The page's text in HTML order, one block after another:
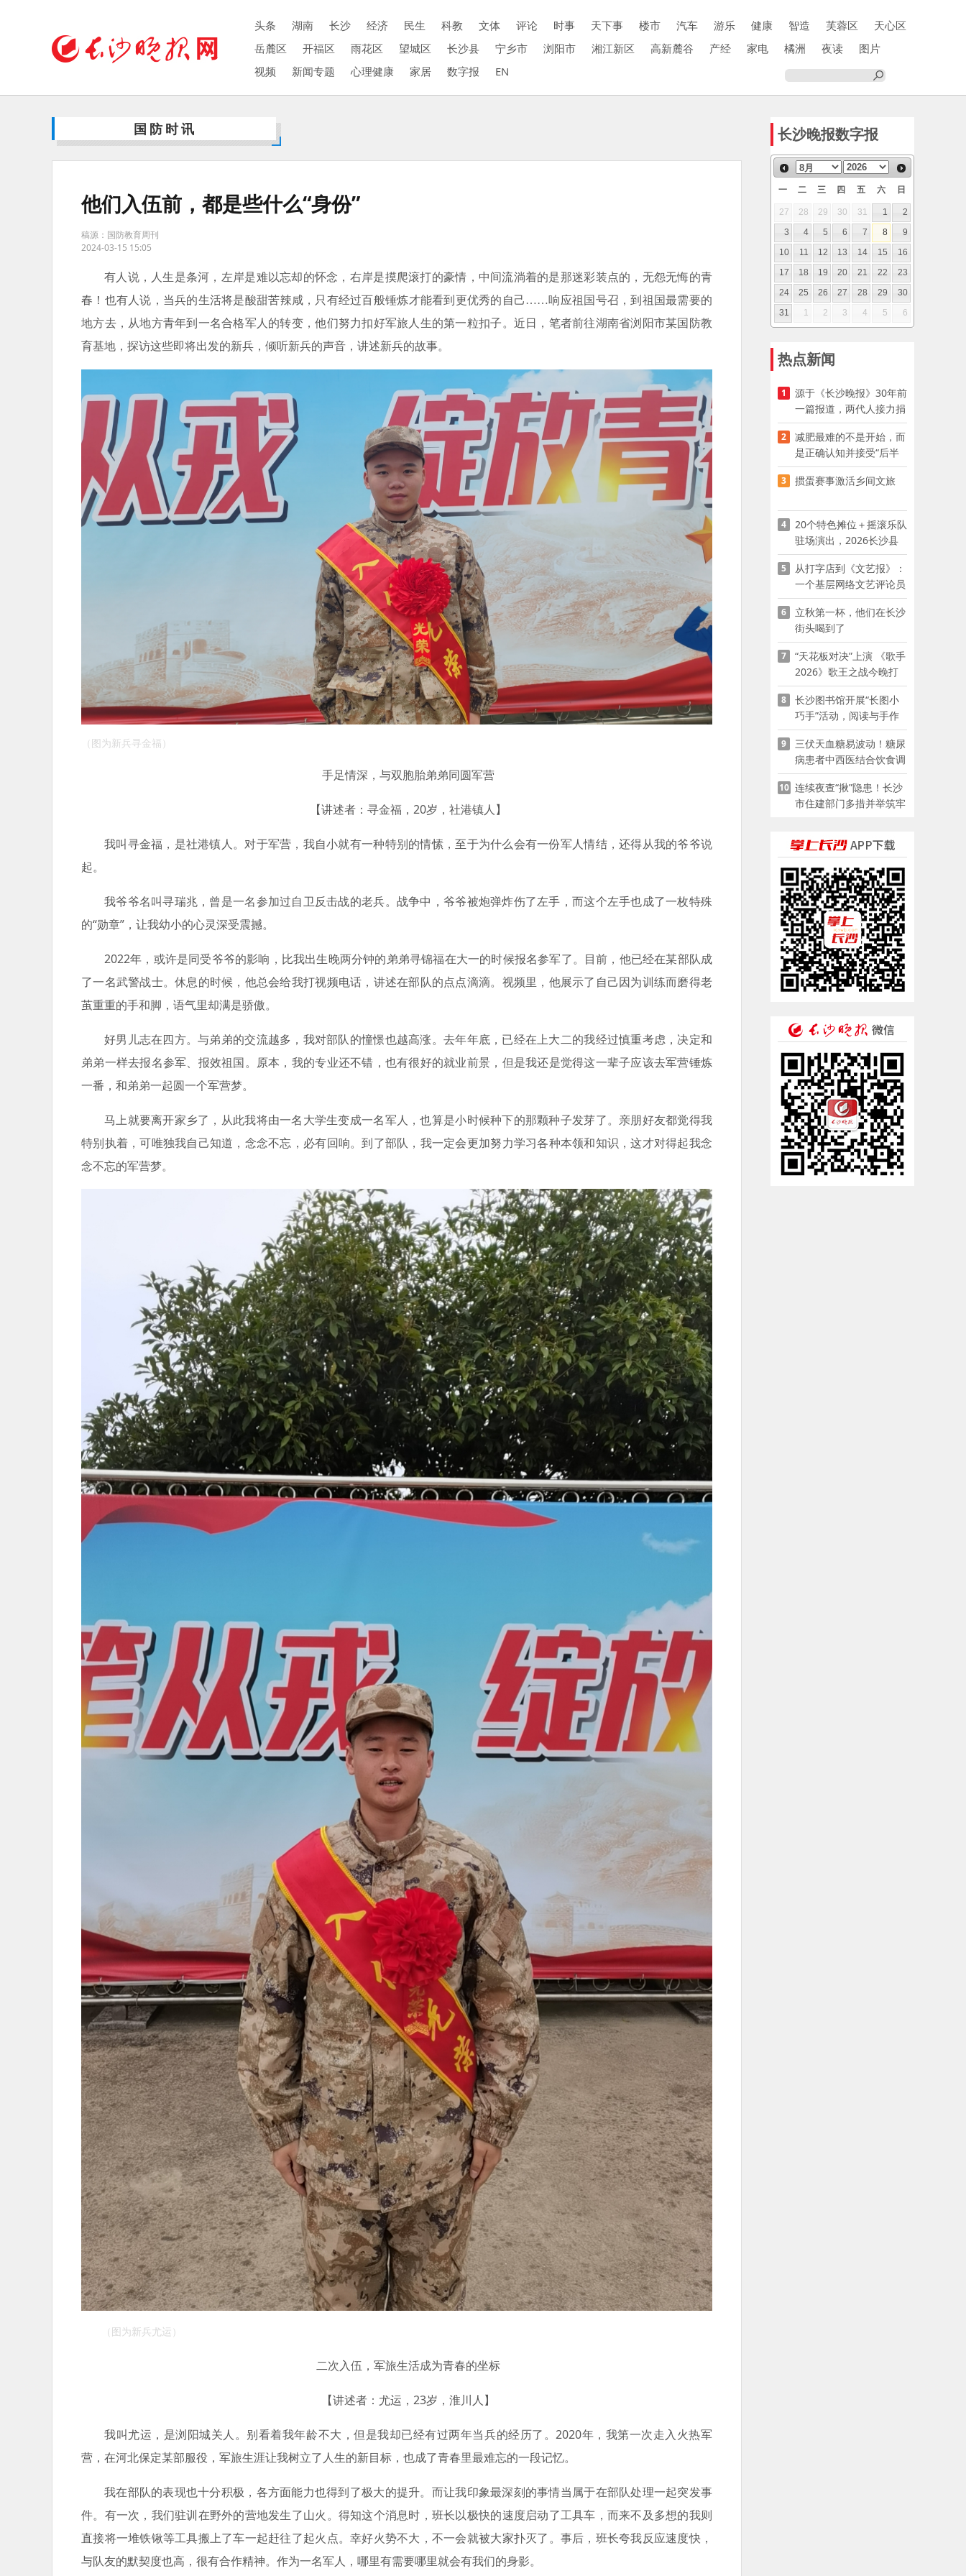
头条 湖南 长沙 经济 民生 科教 文体 评论 时事 天下事 楼市 汽车 游乐 健康 智造 芙蓉区
天心区
岳麓区
开福区 雨花区 望城区 长沙县 宁乡市 浏阳市 湘江新区 高新麓谷 产经 家电 橘洲 夜读
图片
视频
新闻专题 心理健康 家居 数字报 EN
国防时讯
他们入伍前，都是些什么“身份”
稿源：国防教育周刊
2024-03-15 15:05
有人说，人生是条河，左岸是难以忘却的怀念，右岸是摸爬滚打的豪情，中间流淌着的是那迷彩装点的，无怨无悔的青
春！也有人说，当兵的生活将是酸甜苦辣咸，只有经过百般锤炼才能看到更优秀的自己……响应祖国号召，到祖国最需要的
地方去，从地方青年到一名合格军人的转变，他们努力扣好军旅人生的第一粒扣子。近日，笔者前往湖南省浏阳市某国防教
育基地，探访这些即将出发的新兵，倾听新兵的声音，讲述新兵的故事。
（图为新兵寻金福）
手足情深，与双胞胎弟弟同圆军营
【讲述者：寻金福，20岁，社港镇人】
我叫寻金福，是社港镇人。对于军营，我自小就有一种特别的情愫，至于为什么会有一份军人情结，还得从我的爷爷说
起。
我爷爷名叫寻瑞兆，曾是一名参加过自卫反击战的老兵。战争中，爷爷被炮弹炸伤了左手，而这个左手也成了一枚特殊
的“勋章”，让我幼小的心灵深受震撼。
2022年，或许是同受爷爷的影响，比我出生晚两分钟的弟弟寻锦福在大一的时候报名参军了。目前，他已经在某部队成
了一名武警战士。休息的时候，他总会给我打视频电话，讲述在部队的点点滴滴。视频里，他展示了自己因为训练而磨得老
茧重重的手和脚，语气里却满是骄傲。
好男儿志在四方。与弟弟的交流越多，我对部队的憧憬也越高涨。去年年底，已经在上大二的我经过慎重考虑，决定和
弟弟一样去报名参军、报效祖国。原本，我的专业还不错，也有很好的就业前景，但是我还是觉得这一辈子应该去军营锤炼
一番，和弟弟一起圆一个军营梦。
马上就要离开家乡了，从此我将由一名大学生变成一名军人，也算是小时候种下的那颗种子发芽了。亲朋好友都觉得我
特别执着，可唯独我自己知道，念念不忘，必有回响。到了部队，我一定会更加努力学习各种本领和知识，这才对得起我念
念不忘的军营梦。
（图为新兵尤运）
二次入伍，军旅生活成为青春的坐标
【讲述者：尤运，23岁，淮川人】
我叫尤运，是浏阳城关人。别看着我年龄不大，但是我却已经有过两年当兵的经历了。2020年，我第一次走入火热军
营，在河北保定某部服役，军旅生涯让我树立了人生的新目标，也成了青春里最难忘的一段记忆。
我在部队的表现也十分积极，各方面能力也得到了极大的提升。而让我印象最深刻的事情当属于在部队处理一起突发事
件。有一次，我们驻训在野外的营地发生了山火。得知这个消息时，班长以极快的速度启动了工具车，而来不及多想的我则
直接将一堆铁锹等工具搬上了车一起赶往了起火点。幸好火势不大，不一会就被大家扑灭了。事后，班长夸我反应速度快，
与队友的默契度也高，很有合作精神。作为一名军人，哪里有需要哪里就会有我们的身影。
长沙晚报数字报
一 二 三 四 五 六 日
27 28 29 30 31 1
2
3
4 5 6 7 8
9
10
11 12 13 14 15
16
17
18 19 20 21 22
23
24
25 26 27 28 29
30
31
1 2 3 4 5 6
热点新闻
1
源于《长沙晚报》30年前
一篇报道，两代人接力捐
资助学
2
减肥最难的不是开始，而
是正确认知并接受“后半
程”
3 掼蛋赛事激活乡间文旅
4
20个特色摊位＋摇滚乐队
驻场演出，2026长沙县
夜市嘉年华启幕
5
从打字店到《文艺报》：
一个基层网络文艺评论员
的突围
6
立秋第一杯，他们在长沙
街头喝到了
7
“天花板对决”上演 《歌手
2026》歌王之战今晚打
响
8
长沙图书馆开展“长图小
巧手”活动，阅读与手作
赋能少儿暑期成长
9
三伏天血糖易波动！糖尿
病患者中西医结合饮食调
养指南
10 连续夜查“揪”隐患！长沙
市住建部门多措并举筑牢